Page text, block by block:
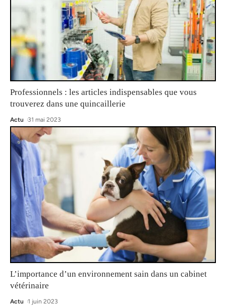
Professionnels : les articles indispensables que vous
trouverez dans une quincaillerie
Actu 31 mai 2023
L’importance d’un environnement sain dans un cabinet
vétérinaire
Actu 1 juin 2023